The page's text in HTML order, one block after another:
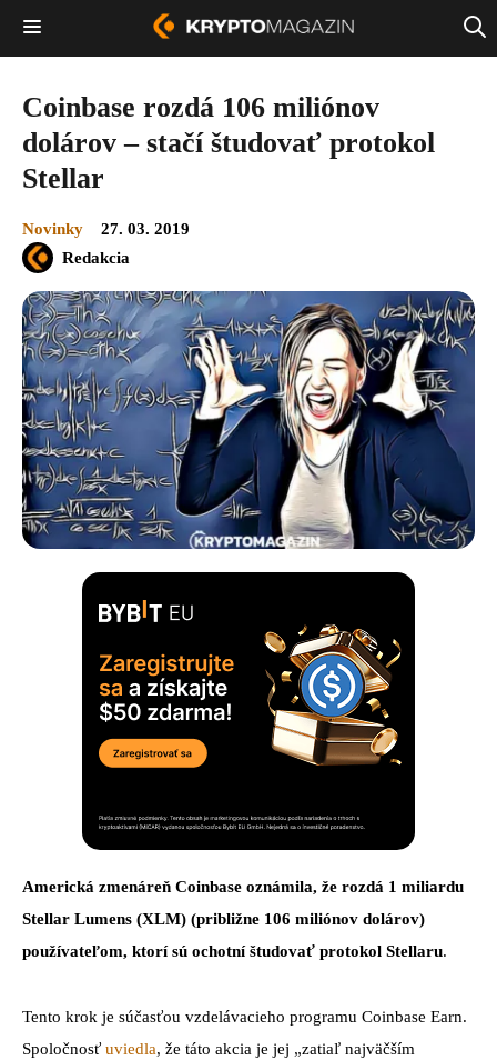
Coinbase rozdá 106 miliónov
dolárov – stačí študovať protokol
Stellar
Novinky
27. 03. 2019
Redakcia
Americká zmenáreň Coinbase oznámila, že rozdá 1 miliardu
Stellar Lumens (XLM) (približne 106 miliónov dolárov)
používateľom, ktorí sú ochotní študovať protokol Stellaru.
Tento krok je súčasťou vzdelávacieho programu Coinbase Earn.
Spoločnosť uviedla, že táto akcia je jej „zatiaľ najväčším